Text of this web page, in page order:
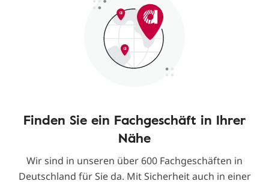
Finden Sie ein Fachgeschäft in Ihrer
Nähe
Wir sind in unseren über 600 Fachgeschäften in
Deutschland für Sie da. Mit Sicherheit auch in einer